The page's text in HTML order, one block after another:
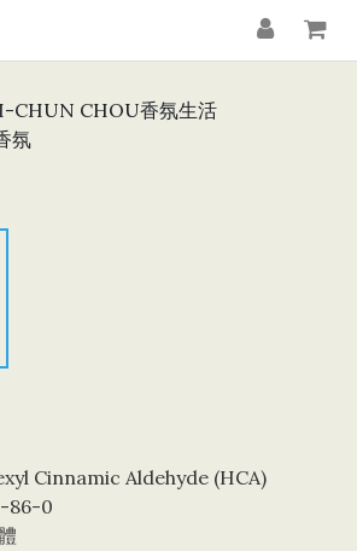
I-CHUN CHOU香氛生活
氛
Cinnamic Aldehyde (HCA)
86-0